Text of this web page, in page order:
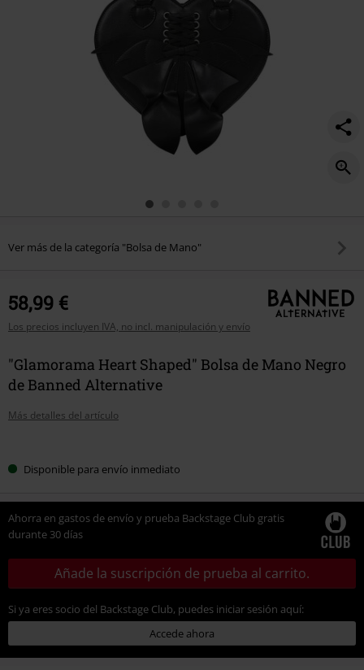
Ver más de la categoría "Bolsa de Mano"
58,99 €
Los precios incluyen IVA, no incl. manipulación y envío
"Glamorama Heart Shaped" Bolsa de Mano Negro
de Banned Alternative
Más detalles del artículo
tu Disponible para envío inmediato
Ahorra en gastos de envío y prueba Backstage Club gratis
durante 30 días
Añade la suscripción de prueba al carrito.
Si ya eres socio del Backstage Club, puedes iniciar sesión aquí:
Accede ahora